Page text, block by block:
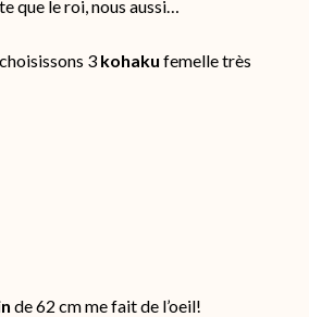
que le roi, nous aussi…
3 kohaku femelle très
de 62 cm me fait de l’oeil!